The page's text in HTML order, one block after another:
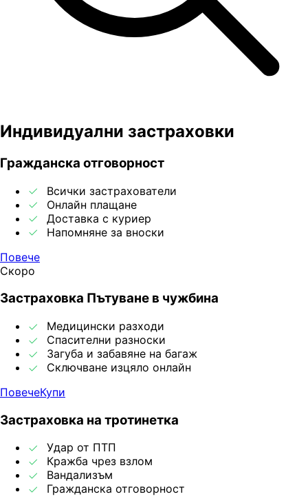
Индивидуални застраховки
Гражданска отговорност
Всички застрахователи
Онлайн плащане
Доставка с куриер
Напомняне за вноски
Повече
Скоро
Застраховка Пътуване в чужбина
Медицински разходи
Спасителни разноски
Загуба и забавяне на багаж
Сключване изцяло онлайн
ПовечеКупи
Застраховка на тротинетка
Удар от ПТП
Кражба чрез взлом
Вандализъм
Гражданска отговорност